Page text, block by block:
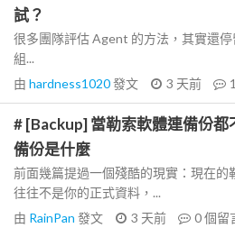
試？
很多團隊評估 Agent 的方法，其實還
組...
由 hardness1020發文 3 天前 1
# [Backup] 當勒索軟體連備份都
備份是什麼
前面幾篇提過一個殘酷的現實：現在的
往往不是你的正式資料，...
由 RainPan 發文 3 天前 0個留